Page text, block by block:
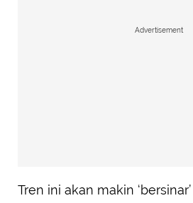
Advertisement
Tren ini akan makin